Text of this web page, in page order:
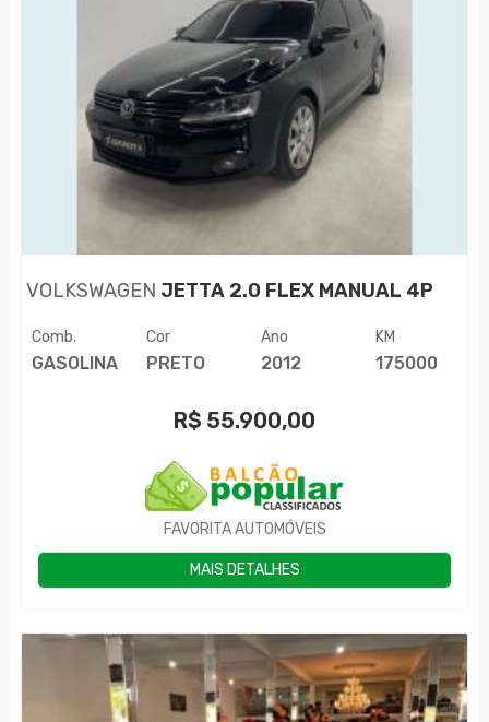
VOLKSWAGEN JETTA 2.0 FLEX MANUAL 4P
Comb.
GASOLINA
Cor
PRETO
Ano
2012
KM
175000
R$ 55.900,00
FAVORITA AUTOMÓVEIS
MAIS DETALHES